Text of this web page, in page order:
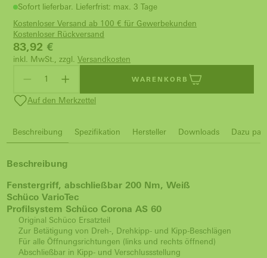
Sofort lieferbar. Lieferfrist: max. 3 Tage
Kostenloser Versand ab 100 € für Gewerbekunden
Kostenloser Rückversand
83,92 €
inkl. MwSt., zzgl. Versandkosten
WARENKORB
Auf den Merkzettel
Beschreibung Spezifikation Hersteller Downloads Dazu
Beschreibung
Fenstergriff, abschließbar 200 Nm, Weiß
Schüco VarioTec
Profilsystem Schüco Corona AS 60
Original Schüco Ersatzteil
Zur Betätigung von Dreh-, Drehkipp- und Kipp-Beschlägen
Für alle Öffnungsrichtungen (links und rechts öffnend)
Abschließbar in Kipp- und Verschlussstellung